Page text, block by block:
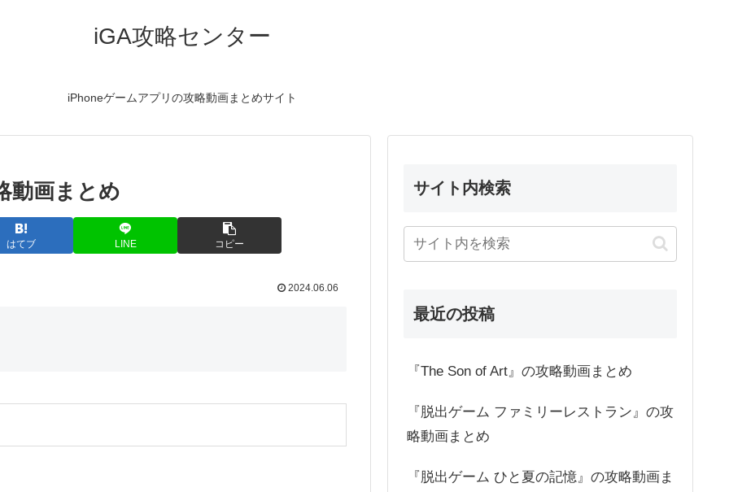
iGA攻略センター
iPhoneゲームアプリの攻略動画まとめサイト
動画まとめ
はてブ LINE コピー
2024.06.06
サイト内検索
最近の投稿
『The Son of Art』の攻略動画まとめ
『脱出ゲーム ファミリーレストラン』の攻
略動画まとめ
『脱出ゲーム ひと夏の記憶』の攻略動画ま